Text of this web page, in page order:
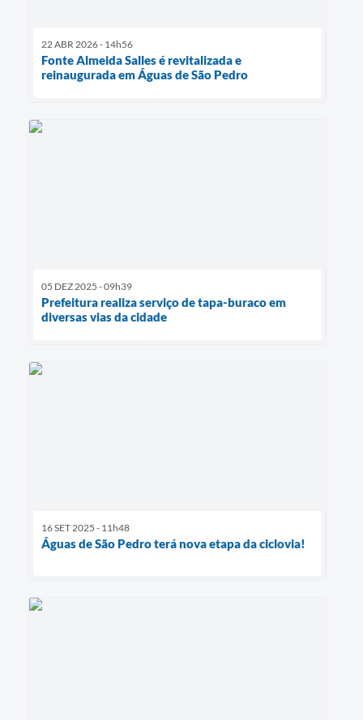
22 ABR 2026 - 14h56
Fonte Almeida Salles é revitalizada e
reinaugurada em Águas de São Pedro
05 DEZ 2025 - 09h39
Prefeitura realiza serviço de tapa-buraco em
diversas vias da cidade
16 SET 2025 - 11h48
Águas de São Pedro terá nova etapa da ciclovia!